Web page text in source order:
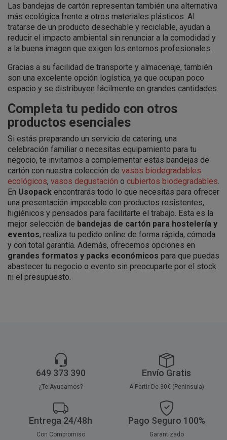
Las bandejas de cartón representan también una alternativa
más ecológica frente a otros materiales plásticos. Al
tratarse de un producto desechable y reciclable, ayudan a
reducir el impacto ambiental sin renunciar a la comodidad y
a la buena imagen que exigen los entornos profesionales.
Gracias a su facilidad de transporte y almacenaje, también
son una excelente opción logística, ya que ocupan poco
espacio y se distribuyen fácilmente en grandes cantidades.
Completa tu pedido con otros
productos esenciales
Si estás preparando un servicio de catering, una
celebración familiar o necesitas equipamiento para tu
negocio, te invitamos a complementar estas bandejas de
cartón con nuestra colección de vasos biodegradables
ecológicos, vasos degustación o cubiertos biodegradables.
En Usopack encontrarás todo lo que necesitas para ofrecer
una presentación impecable con productos resistentes,
higiénicos y pensados para facilitarte el trabajo. Esta es la
mejor selección de bandejas de cartón para hostelería y
eventos, realiza tu pedido online de forma rápida, cómoda
y con total garantía. Además, ofrecemos opciones en
grandes formatos y packs económicos para que puedas
abastecer tu negocio o evento sin preocuparte por el stock
ni el presupuesto.
649 373 390
¿Te Ayudamos?
Envío Gratis
A Partir De 30€ (Península)
Entrega 24/48h
Con Compromiso
Pago Seguro 100%
Garantizado